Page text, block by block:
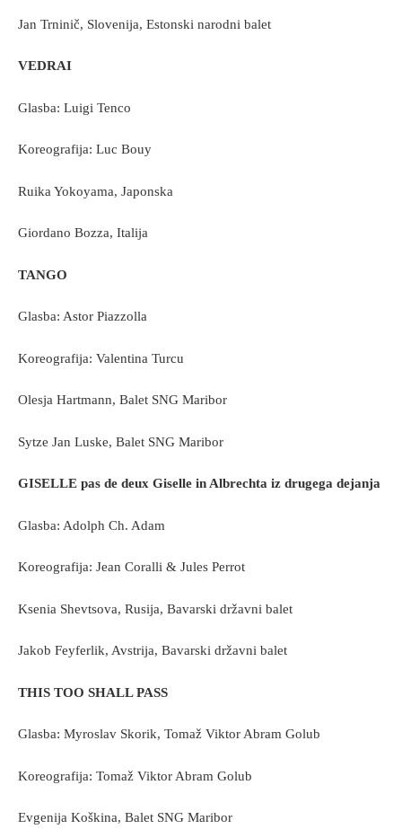
Jan Trninič, Slovenija, Estonski narodni balet
VEDRAI
Glasba: Luigi Tenco
Koreografija: Luc Bouy
Ruika Yokoyama, Japonska
Giordano Bozza, Italija
TANGO
Glasba: Astor Piazzolla
Koreografija: Valentina Turcu
Olesja Hartmann, Balet SNG Maribor
Sytze Jan Luske, Balet SNG Maribor
GISELLE pas de deux Giselle in Albrechta iz drugega dejanja
Glasba: Adolph Ch. Adam
Koreografija: Jean Coralli & Jules Perrot
Ksenia Shevtsova, Rusija, Bavarski državni balet
Jakob Feyferlik, Avstrija, Bavarski državni balet
THIS TOO SHALL PASS
Glasba: Myroslav Skorik, Tomaž Viktor Abram Golub
Koreografija: Tomaž Viktor Abram Golub
Evgenija Koškina, Balet SNG Maribor